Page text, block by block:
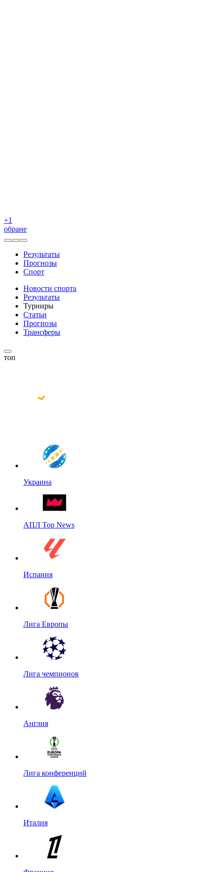
+1
обране
Результаты
Прогнозы
Спорт
Новости спорта
Результаты
Турниры
Статьи
Прогнозы
Трансферы
топ
Украина
АПЛ Top News
Испания
Лига Европы
Лига чемпионов
Англия
Лига конференций
Италия